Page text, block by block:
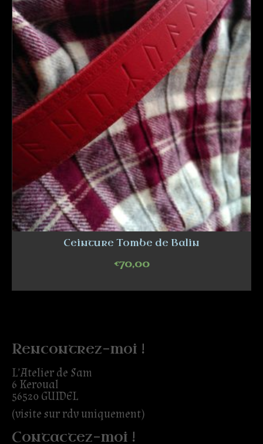
Ceinture Tombe de Balin
€70,00
Rencontrez-moi !
L’Atelier de Sam
6 Keroual
56520 GUIDEL
(visite sur rdv uniquement)
Contactez-moi !